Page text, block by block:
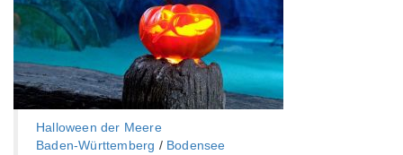
Halloween der Meere
Baden-Württemberg‎ / Bodensee